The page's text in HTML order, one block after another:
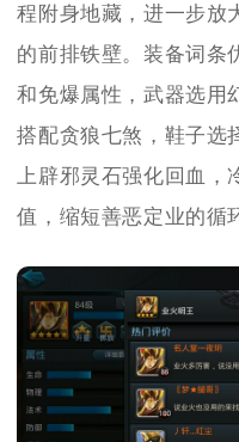
程附身地藏，进一步放
的前排铁壁。装备词条
和免爆属性，武器选用
搭配贪狼七煞，鞋子选
上辟邪灵石强化回血，
值，缩短善恶定业的循